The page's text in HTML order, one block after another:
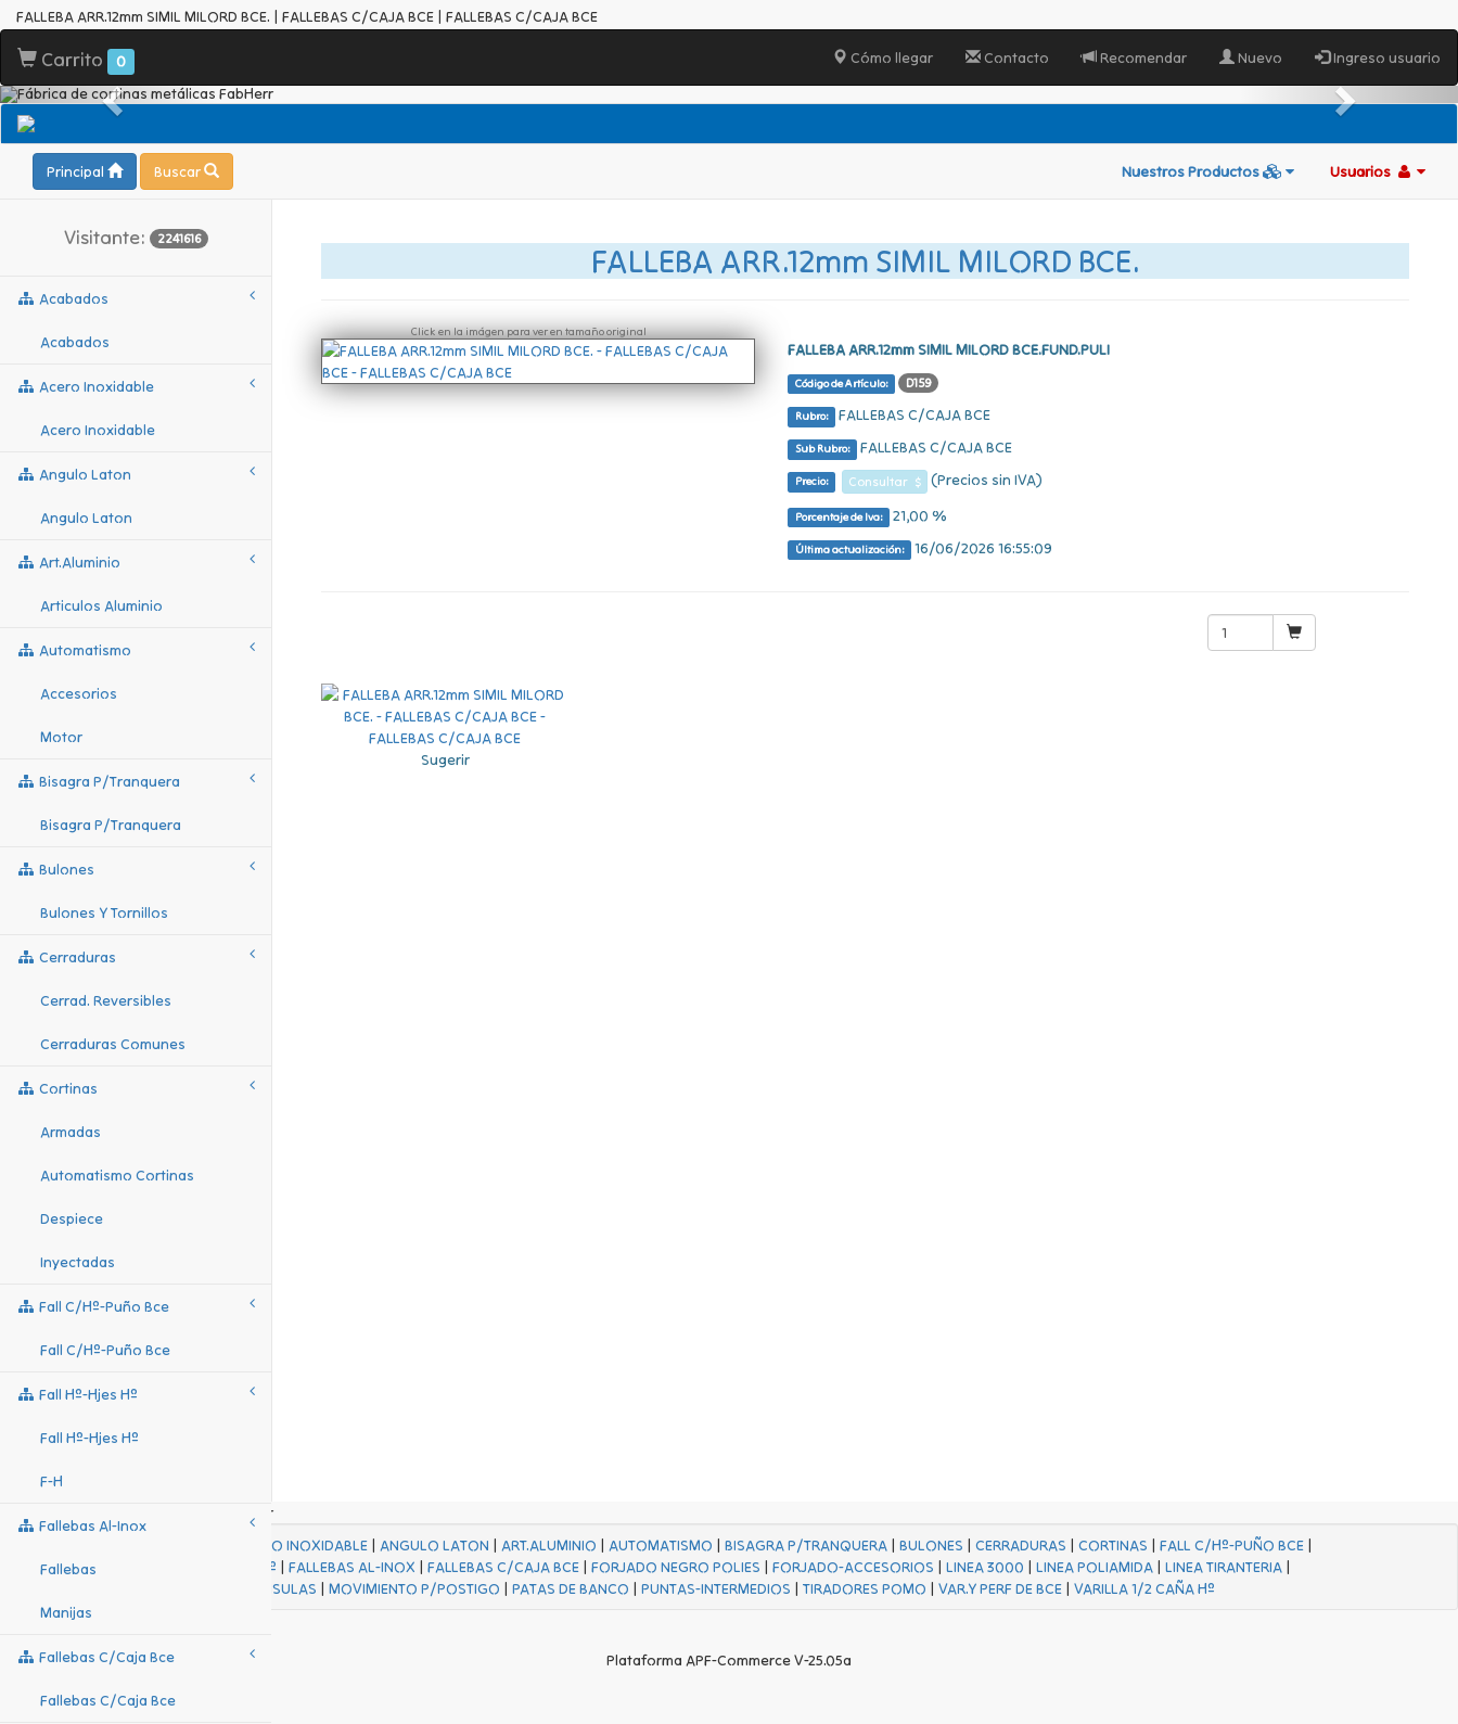
FALLEBA ARR.12mm SIMIL MILORD BCE. | FALLEBAS C/CAJA BCE | FALLEBAS C/CAJA BCE
Carrito 0 Cómo llegar Contacto Recomendar Nuevo Ingreso usuario
Principal Buscar Nuestros Productos Usuarios
Visitante: 2241616
Acabados
Acabados
Acero Inoxidable
Acero Inoxidable
Angulo Laton
Angulo Laton
Art.aluminio
Articulos Aluminio
Automatismo
Accesorios
Motor
Bisagra P/tranquera
Bisagra P/tranquera
Bulones
Bulones Y Tornillos
Cerraduras
Cerrad. Reversibles
Cerraduras Comunes
Cortinas
Armadas
Automatismo Cortinas
Despiece
Inyectadas
Fall C/hº-Puño Bce
Fall C/hº-Puño Bce
Fall Hº-Hjes Hº
Fall Hº-Hjes Hº
F-H
Fallebas Al-Inox
Fallebas
Manijas
Fallebas C/caja Bce
Fallebas C/caja Bce
FALLEBA ARR.12mm SIMIL MILORD BCE.
Click en la imágen para ver en tamaño original
FALLEBA ARR.12mm SIMIL MILORD BCE.FUND.PULI
Código de Artículo: D159
Rubro: FALLEBAS C/CAJA BCE
Sub Rubro: FALLEBAS C/CAJA BCE
Precio: Consultar $ (Precios sin IVA)
Porcentaje de Iva: 21,00 %
Última actualización: 16/06/2026 16:55:09
Sugerir
ACERO INOXIDABLE| ANGULO LATON | ART.ALUMINIO | AUTOMATISMO | BISAGRA P/TRANQUERA| BULONES | CERRADURAS | CORTINAS | FALL C/Hº-PUÑO BCE|
FALL Hº-HJES Hº |FALLEBAS AL-INOX |FALLEBAS C/CAJA BCE |FORJADO NEGRO POLIES |FORJADO-ACCESORIOS |LINEA 3000 |LINEA POLIAMIDA |LINEA TIRANTERIA |
MENSULAS | MOVIMIENTO P/POSTIGO | PATAS DE BANCO | PUNTAS-INTERMEDIOS | TIRADORES POMO | VAR.Y PERF DE BCE| VARILLA 1/2 CAÑA Hº
Plataforma APF-Commerce V-25.05a